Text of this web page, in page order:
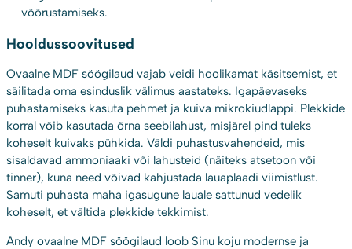
võõrustamiseks.
Hooldussoovitused
Ovaalne MDF söögilaud vajab veidi hoolikamat käsitsemist, et
säilitada oma esinduslik välimus aastateks. Igapäevaseks
puhastamiseks kasuta pehmet ja kuiva mikrokiudlappi. Plekkide
korral võib kasutada õrna seebilahust, misjärel pind tuleks
koheselt kuivaks pühkida. Väldi puhastusvahendeid, mis
sisaldavad ammoniaaki või lahusteid (näiteks atsetoon või
tinner), kuna need võivad kahjustada lauaplaadi viimistlust.
Samuti puhasta maha igasugune lauale sattunud vedelik
koheselt, et vältida plekkide tekkimist.
Andy ovaalne MDF söögilaud loob Sinu koju modernse ja